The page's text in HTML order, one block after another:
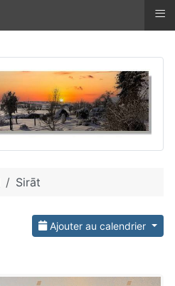
Sirāt
Ajouter au calendrier
≡